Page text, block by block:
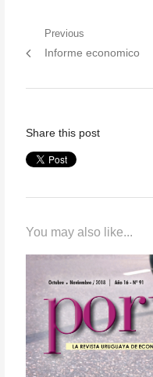
Post
Previous
Previous
Informe economico
Share this post
You may also like...